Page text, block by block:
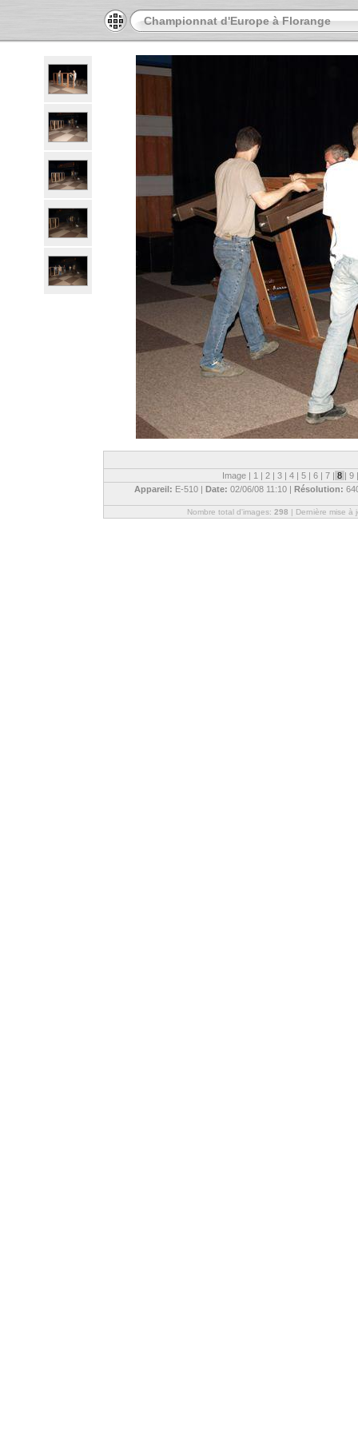
Championnat d'Europe à Florange
Image | 1 | 2 | 3 | 4 | 5 | 6 | 7 | 8 | 9 |
Appareil: E-510 | Date: 02/06/08 11:10 | Résolution:
Nombre total d'images: 298 | Dernière mise à